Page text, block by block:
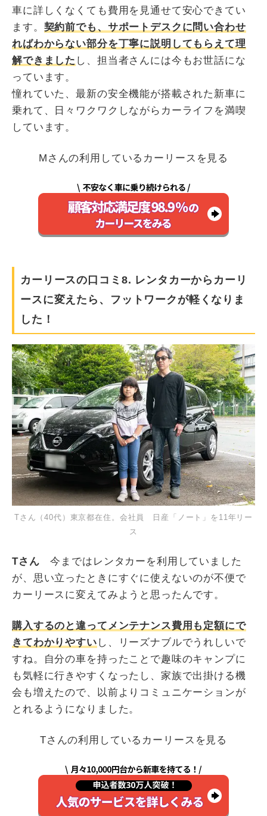
車に詳しくなくても費用を見通せて安心できてい
ます。 契約前でも、サポートデスクに問い合わせ
ればわからない部分を丁寧に説明してもらえて理
解できました し、担当者さんには今もお世話にな
っています。
憧れていた、最新の安全機能が搭載された新車に
乗れて、日々ワクワクしながらカーライフを満喫
しています。
Mさんの利用しているカーリースを見る
カーリースの口コミ8. レンタカーからカーリ
ースに変えたら、フットワークが軽くなりま
した！
Tさん（40代）東京都在住。会社員 日産「ノート」を11年リー
ス
Tさん 今まではレンタカーを利用していました
が、思い立ったときにすぐに使えないのが不便で
カーリースに変えてみようと思ったんです。
購入するのと違ってメンテナンス費用も定額にで
きてわかりやすい し、リーズナブルでうれしいで
すね。自分の車を持ったことで趣味のキャンプに
も気軽に行きやすくなったし、家族で出掛ける機
会も増えたので、以前よりコミュニケーションが
とれるようになりました。
Tさんの利用しているカーリースを見る